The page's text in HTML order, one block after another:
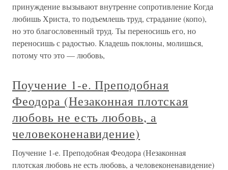
принуждение вызывают внутренне сопротивление Когда
любишь Христа, то подъемлешь труд, страдание (копо),
но это благословенный труд. Ты переносишь его, но
переносишь с радостью. Кладешь поклоны, молишься,
потому что это — любовь,
Поучение 1-е. Преподобная
Феодора (Незаконная плотская
любовь не есть любовь, а
человеконенавидение)
Поучение 1-е. Преподобная Феодора (Незаконная
плотская любовь не есть любовь, а человеконенавидение)